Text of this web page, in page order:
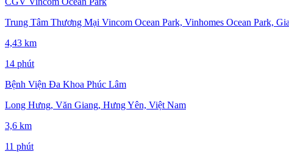
Trung Tâm Thương Mại Vincom Ocean Park, Vinhomes Ocean Park,
4,43 km
14 phút
Bệnh Viện Đa Khoa Phúc Lâm
Long Hưng, Văn Giang, Hưng Yên, Việt Nam
3,6 km
11 phút